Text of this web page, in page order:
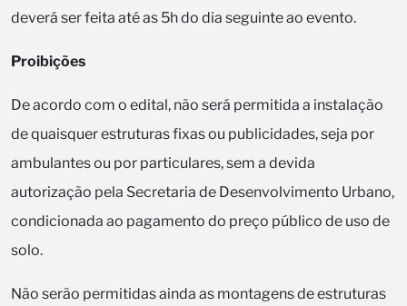
deverá ser feita até as 5h do dia seguinte ao evento.
Proibições
De acordo com o edital, não será permitida a instalação
de quaisquer estruturas fixas ou publicidades, seja por
ambulantes ou por particulares, sem a devida
autorização pela Secretaria de Desenvolvimento Urbano,
condicionada ao pagamento do preço público de uso de
solo.
Não serão permitidas ainda as montagens de estruturas